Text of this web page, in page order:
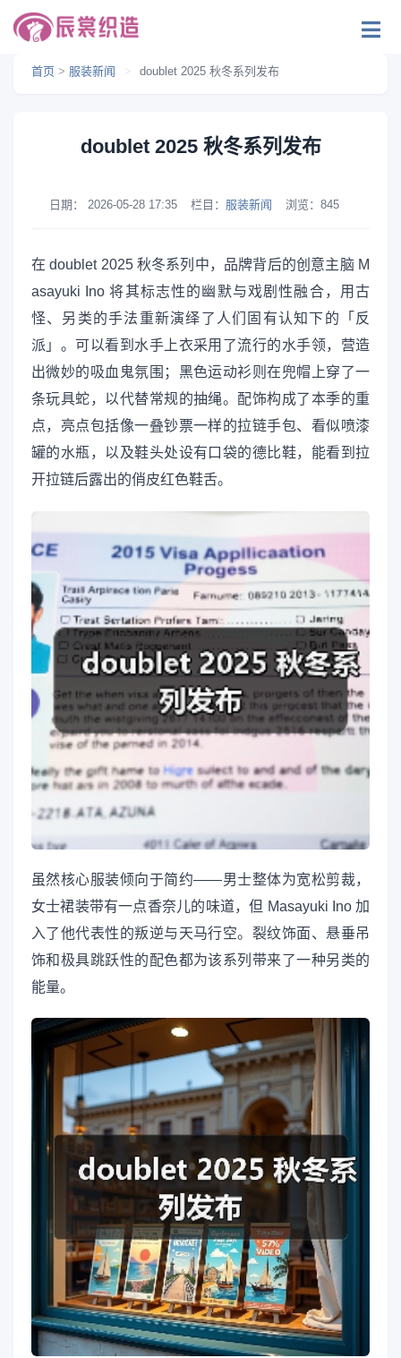
首页 > 服装新闻 > doublet 2025 秋冬系列发布
doublet 2025 秋冬系列发布
日期： 2026-05-28 17:35 栏目： 服装新闻 浏览： 845
在 doublet 2025 秋冬系列中，品牌背后的创意主脑 M
asayuki Ino 将其标志性的幽默与戏剧性融合，用古
怪、另类的手法重新演绎了人们固有认知下的「反
派」。可以看到水手上衣采用了流行的水手领，营造
出微妙的吸血鬼氛围；黑色运动衫则在兜帽上穿了一
条玩具蛇，以代替常规的抽绳。配饰构成了本季的重
点，亮点包括像一叠钞票一样的拉链手包、看似喷漆
罐的水瓶，以及鞋头处设有口袋的德比鞋，能看到拉
开拉链后露出的俏皮红色鞋舌。
虽然核心服装倾向于简约——男士整体为宽松剪裁，
女士裙装带有一点香奈儿的味道，但 Masayuki Ino 加
入了他代表性的叛逆与天马行空。裂纹饰面、悬垂吊
饰和极具跳跃性的配色都为该系列带来了一种另类的
能量。